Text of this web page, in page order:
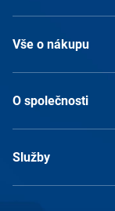
Vše o nákupu
O společnosti
Služby